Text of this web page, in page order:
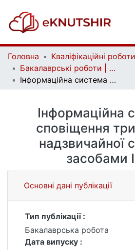
Головна
Бакалаврські роботи | Bachelor theses
Інформаційна система сповіщення тривоги чи надзвичайної ситуації засобами IOT
Інформаційна
сповіщення
надзвичайної
засобами
Основні дані публікації
Тип публікації :
Бакалаврська робота
Дата випуску :